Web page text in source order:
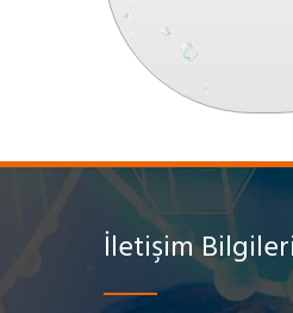
İletişim Bilgileri